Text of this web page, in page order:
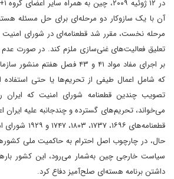
آن با یک سازوکار دو مرحله‌ای برای حل مسئله
مرحله نخست، مقرر شد قطعنامه‌ای در شورای امنیت
تعلیق فعالیت‌های غنی‌سازی ملزم کند. در صورت عدم
بر اجرای مفاد مواد ۴۱ و ۴۳ فصل
که شامل اعمال طیفی از تحریم‌ها یا حتی
تصویب چندین قطعنامه شورای امنیت که ایران
می‌خواند، تحریم‌های گسترده و چندجانبه علیه ایران
قطعنامه‌های
حال، در چارچوب اصل احترام به حاکمیت ملی
سیاست خارجی چین به‌شمار می‌رود، این کشور بارها
داشتن برنامه هسته‌ای صلح‌آمیز دفاع کرد.